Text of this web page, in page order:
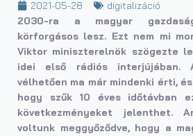
2021-05-28
digitalizáció
2030-ra a magyar
körforgásos lesz. Ezt nem mi
Viktor miniszterelnök szögezte
idei első rádiós interjújában.
vélhetően ma már mindenki érti,
hogy szűk 10 éves időtávban
következményeket jelenthet.
voltunk meggyőződve, hogy a